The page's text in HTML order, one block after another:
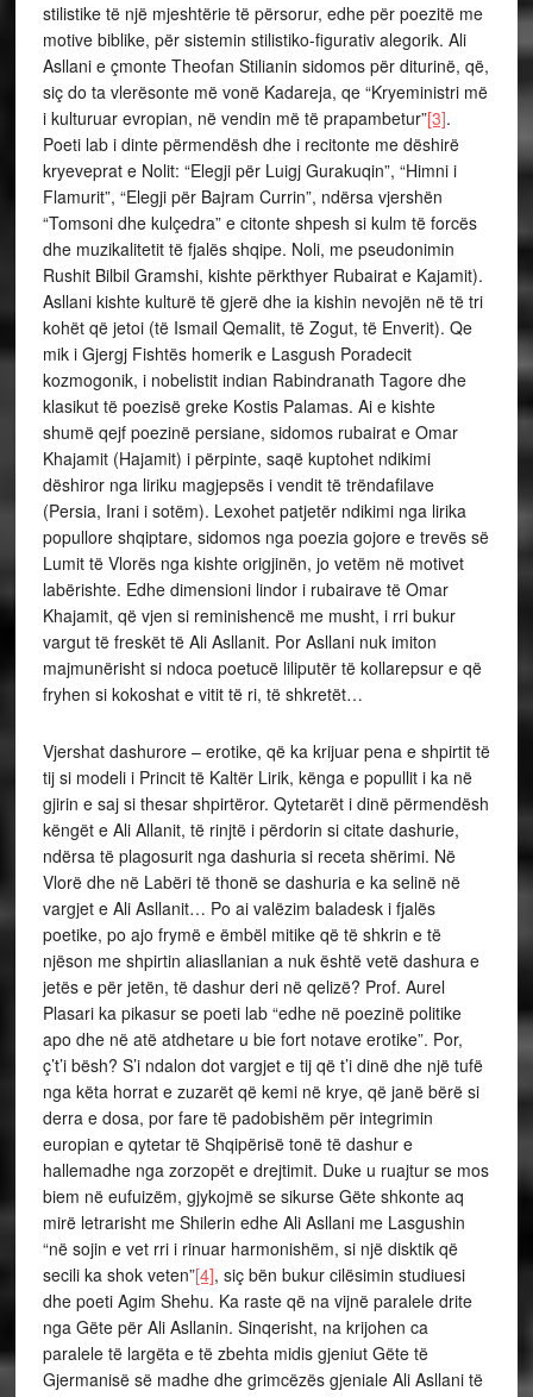
stilistike të një mjeshtërie të përsorur, edhe për poezitë me
motive biblike, për sistemin stilistiko-figurativ alegorik. Ali
Asllani e çmonte Theofan Stilianin sidomos për diturinë, që,
siç do ta vlerësonte më vonë Kadareja, qe “Kryeministri më
i kulturuar evropian, në vendin më të prapambetur”[3].
Poeti lab i dinte përmendësh dhe i recitonte me dëshirë
kryeveprat e Nolit: “Elegji për Luigj Gurakuqin”, “Himni i
Flamurit”, “Elegji për Bajram Currin”, ndërsa vjershën
“Tomsoni dhe kulçedra” e citonte shpesh si kulm të forcës
dhe muzikalitetit të fjalës shqipe. Noli, me pseudonimin
Rushit Bilbil Gramshi, kishte përkthyer Rubairat e Kajamit).
Asllani kishte kulturë të gjerë dhe ia kishin nevojën në të tri
kohët që jetoi (të Ismail Qemalit, të Zogut, të Enverit). Qe
mik i Gjergj Fishtës homerik e Lasgush Poradecit
kozmogonik, i nobelistit indian Rabindranath Tagore dhe
klasikut të poezisë greke Kostis Palamas. Ai e kishte
shumë qejf poezinë persiane, sidomos rubairat e Omar
Khajamit (Hajamit) i përpinte, saqë kuptohet ndikimi
dëshiror nga liriku magjepsës i vendit të trëndafilave
(Persia, Irani i sotëm). Lexohet patjetër ndikimi nga lirika
popullore shqiptare, sidomos nga poezia gojore e trevës së
Lumit të Vlorës nga kishte origjinën, jo vetëm në motivet
labërishte. Edhe dimensioni lindor i rubairave të Omar
Khajamit, që vjen si reminishencë me musht, i rri bukur
vargut të freskët të Ali Asllanit. Por Asllani nuk imiton
majmunërisht si ndoca poetucë liliputër të kollarepsur e që
fryhen si kokoshat e vitit të ri, të shkretët…
Vjershat dashurore – erotike, që ka krijuar pena e shpirtit të
tij si modeli i Princit të Kaltër Lirik, kënga e popullit i ka në
gjirin e saj si thesar shpirtëror. Qytetarët i dinë përmendësh
këngët e Ali Allanit, të rinjtë i përdorin si citate dashurie,
ndërsa të plagosurit nga dashuria si receta shërimi. Në
Vlorë dhe në Labëri të thonë se dashuria e ka selinë në
vargjet e Ali Asllanit… Po ai valëzim baladesk i fjalës
poetike, po ajo frymë e ëmbël mitike që të shkrin e të
njëson me shpirtin aliasllanian a nuk është vetë dashura e
jetës e për jetën, të dashur deri në qelizë? Prof. Aurel
Plasari ka pikasur se poeti lab “edhe në poezinë politike
apo dhe në atë atdhetare u bie fort notave erotike”. Por,
ç’t’i bësh? S’i ndalon dot vargjet e tij që t’i dinë dhe një tufë
nga këta horrat e zuzarët që kemi në krye, që janë bërë si
derra e dosa, por fare të padobishëm për integrimin
europian e qytetar të Shqipërisë tonë të dashur e
hallemadhe nga zorzopët e drejtimit. Duke u ruajtur se mos
biem në eufuizëm, gjykojmë se sikurse Gëte shkonte aq
mirë letrarisht me Shilerin edhe Ali Asllani me Lasgushin
“në sojin e vet rri i rinuar harmonishëm, si një disktik që
secili ka shok veten”[4], siç bën bukur cilësimin studiuesi
dhe poeti Agim Shehu. Ka raste që na vijnë paralele drite
nga Gëte për Ali Asllanin. Sinqerisht, na krijohen ca
paralele të largëta e të zbehta midis gjeniut Gëte të
Gjermanisë së madhe dhe grimcëzës gjeniale Ali Asllani të